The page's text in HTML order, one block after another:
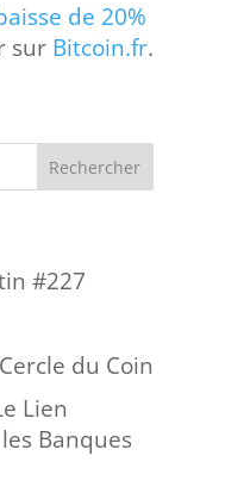
de 20%
sur Bitcoin.fr.
#227
du Coin
Lien
Banques